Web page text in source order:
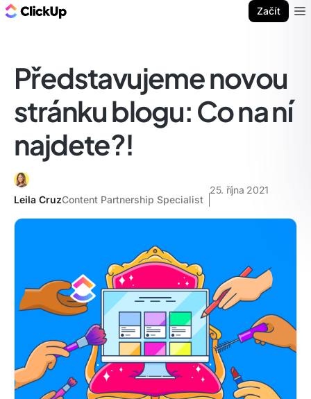
Začít
Představujeme novou
stránku blogu: Co na ní
najdete?!
Leila CruzContent Partnership Specialist
25. října 2021